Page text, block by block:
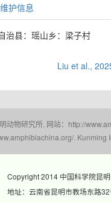
维护信息
治县：瑶山乡：梁子村
Liu et al.,
动物研究所. 网站：http://
. Kunming
Copyright 2014 中国科学院昆
地址：云南省昆明市教场东路